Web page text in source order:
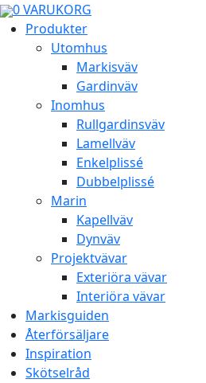
0VARUKORG
Produkter
Utomhus
Markisväv
Gardinväv
Inomhus
Rullgardinsväv
Lamellväv
Enkelplissé
Dubbelplissé
Marin
Kapellväv
Dynväv
Projektvävar
Exteriöra vävar
Interiöra vävar
Markisguiden
Återförsäljare
Inspiration
Skötselråd